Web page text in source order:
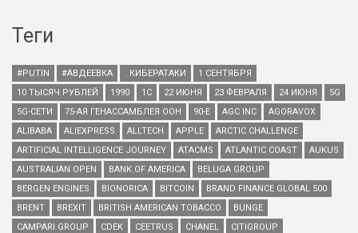
Теги
#PUTIN #АВДЕЕВКА . КИБЕРАТАКИ
1 СЕНТЯБРЯ
10 ТЫСЯЧ РУБЛЕЙ
1990 1С 22 ИЮНЯ 23 ФЕВРАЛЯ 24 ИЮНЯ
5G
5G-СЕТИ
75-АЯ ГЕНАССАМБЛЕЯ ООН 90-Е AGC INC
AGORAVOX
ALIBABA
ALIEXPRESS ALLTECH APPLE
ARCTIC CHALLENGE
ARTIFICIAL INTELLIGENCE JOURNEY
ATACMS ATLANTIC COAST
AUKUS
AUSTRALIAN OPEN
BANK OF AMERICA
BELUGA GROUP
BERGEN ENGINES
BIONORICA BITCOIN
BRAND FINANCE GLOBAL 500
BRENT
BREXIT BRITISH AMERICAN TOBACCO
BUNGE
CAMPARI GROUP
CDEK CEETRUS CHANEL
CITIGROUP